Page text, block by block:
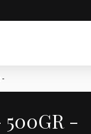
-
500GR -